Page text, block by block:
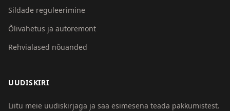
Sildade reguleerimine
Õlivahetus ja autoremont
Rehvialased nõuanded
UUDISKIRI
Liitu meie uudiskirjaga ja saa esimesena teada pakkumistest.